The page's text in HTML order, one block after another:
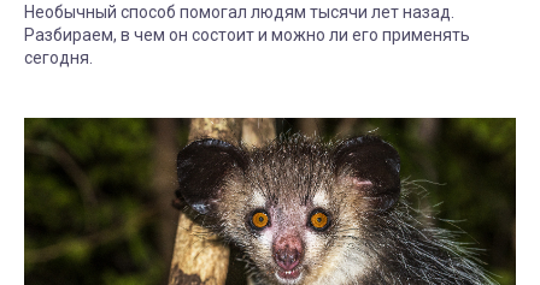
Необычный способ помогал людям тысячи лет назад.
Разбираем, в чем он состоит и можно ли его применять
сегодня.